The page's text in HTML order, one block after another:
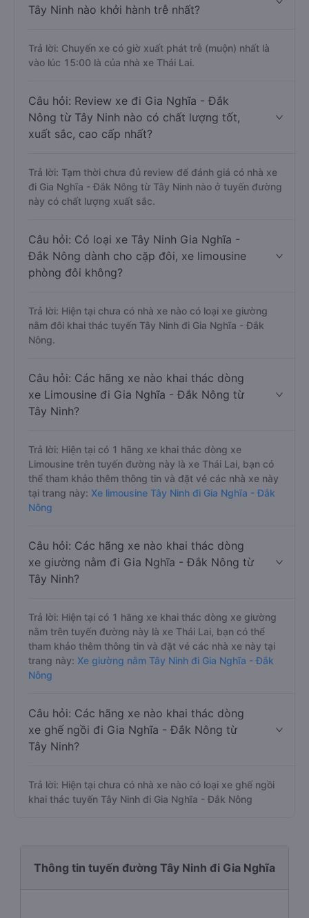
Tây Ninh nào khởi hành trễ nhất?
Trả lời: Chuyến xe có giờ xuất phát trễ (muộn) nhất là
vào lúc 15:00 là của nhà xe Thái Lai.
Câu hỏi: Review xe đi Gia Nghĩa - Đắk
Nông từ Tây Ninh nào có chất lượng tốt,
xuất sắc, cao cấp nhất?
Trả lời: Tạm thời chưa đủ review để đánh giá có nhà xe
đi Gia Nghĩa - Đắk Nông từ Tây Ninh nào ở tuyến đường
này có chất lượng xuất sắc.
Câu hỏi: Có loại xe Tây Ninh Gia Nghĩa -
Đắk Nông dành cho cặp đôi, xe limousine
phòng đôi không?
Trả lời: Hiện tại chưa có nhà xe nào có loại xe giường
nằm đôi khai thác tuyến Tây Ninh đi Gia Nghĩa - Đắk
Nông.
Câu hỏi: Các hãng xe nào khai thác dòng
xe Limousine đi Gia Nghĩa - Đắk Nông từ
Tây Ninh?
Trả lời: Hiện tại có 1 hãng xe khai thác dòng xe
Limousine trên tuyến đường này là xe Thái Lai, bạn có
thể tham khảo thêm thông tin và đặt vé các nhà xe này
tại trang này: Xe limousine Tây Ninh đi Gia Nghĩa - Đắk
Nông
Câu hỏi: Các hãng xe nào khai thác dòng
xe giường nằm đi Gia Nghĩa - Đắk Nông từ
Tây Ninh?
Trả lời: Hiện tại có 1 hãng xe khai thác dòng xe giường
nằm trên tuyến đường này là xe Thái Lai, bạn có thể
tham khảo thêm thông tin và đặt vé các nhà xe này tại
trang này: Xe giường nằm Tây Ninh đi Gia Nghĩa - Đắk
Nông
Câu hỏi: Các hãng xe nào khai thác dòng
xe ghế ngồi đi Gia Nghĩa - Đắk Nông từ
Tây Ninh?
Trả lời: Hiện tại chưa có nhà xe nào có loại xe ghế ngồi
khai thác tuyến Tây Ninh đi Gia Nghĩa - Đắk Nông
Thông tin tuyến đường Tây Ninh đi Gia Nghĩa